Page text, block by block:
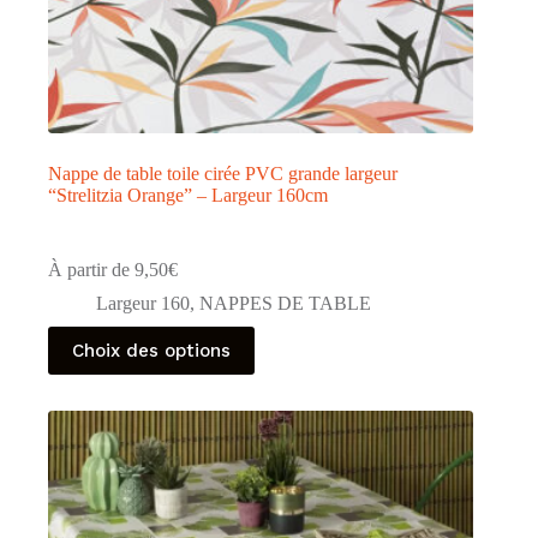
Nappe de table toile cirée PVC grande largeur
“Strelitzia Orange” – Largeur 160cm
À partir de 9,50€
Largeur 160, NAPPES DE TABLE
Choix des options
Ce
produit
a
Les
options
peuvent
être
choisies